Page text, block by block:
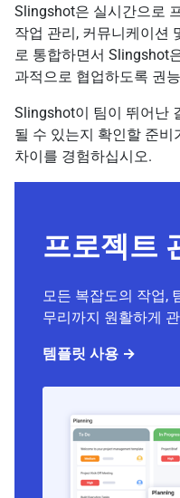
Slingshot은 실시간으로
작업 관리, 커뮤니케이션
로 통합하면서 Slingshot
과적으로 협업하도록 권
Slingshot이 팀이 뛰어난
될 수 있는지 확인할 준비
차이를 경험하십시오.
프로젝트
모든 복잡도의 작업,
무리까지 원활하게
템플릿 사용 →